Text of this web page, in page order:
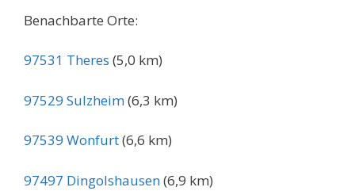
Benachbarte Orte:
97531 Theres (5,0 km)
97529 Sulzheim(6,3 km)
97539 Wonfurt(6,6 km)
97497 Dingolshausen(6,9 km)